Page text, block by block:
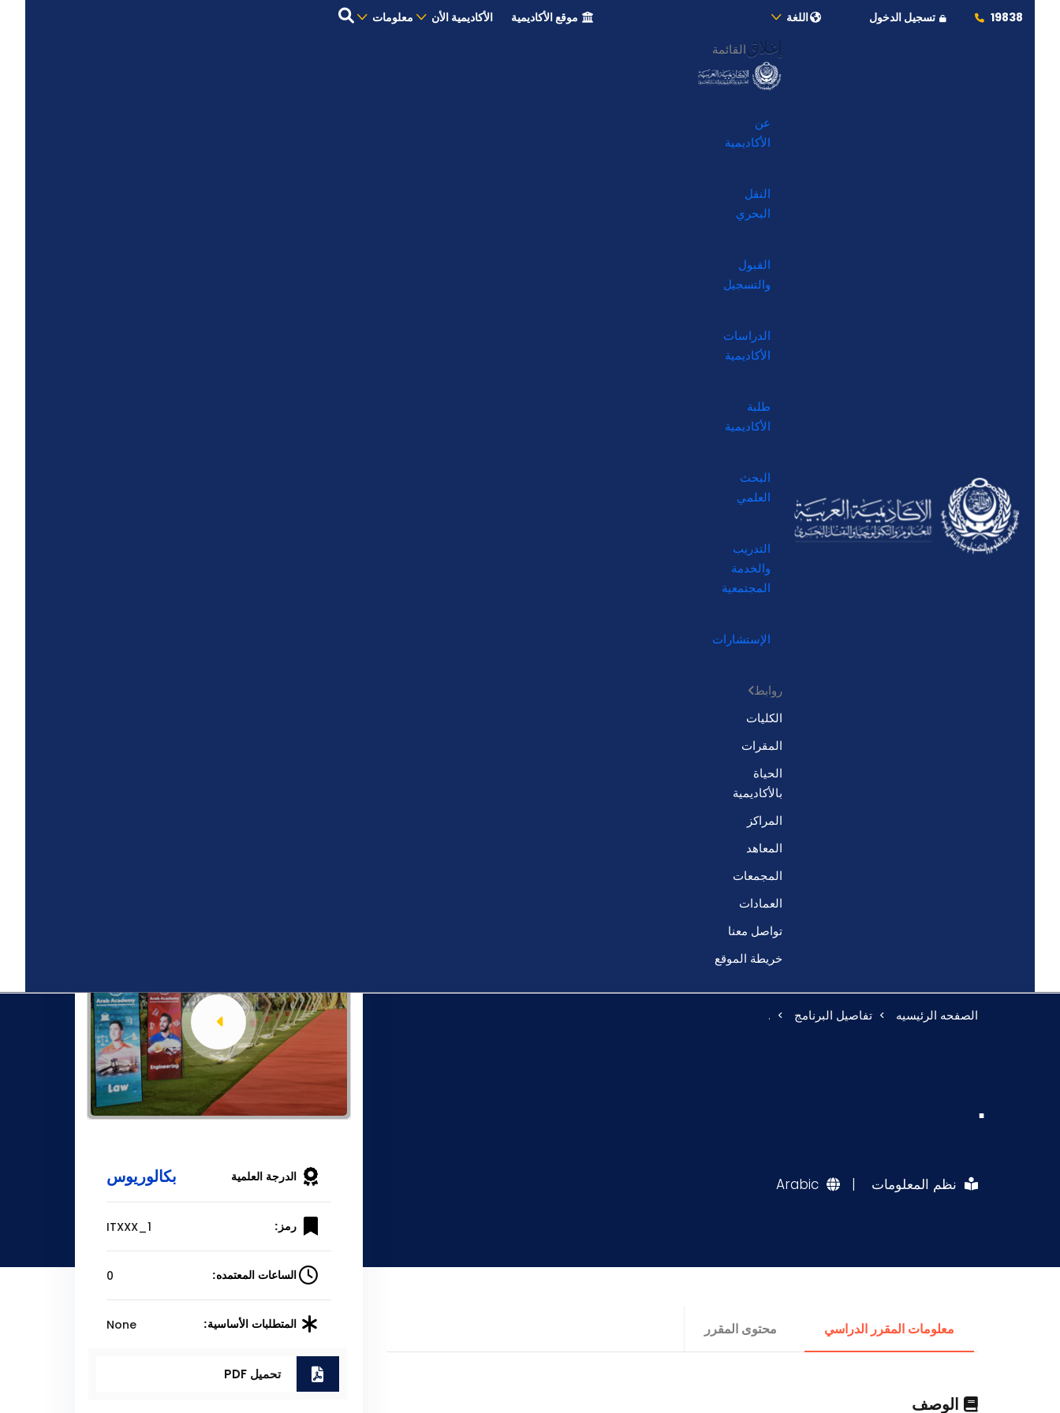
19838 تسجيل الدخول اللغة موقع الأكاديمية الأكاديمية الأن معلومات
إغلاق القائمة
عن
الأكاديمية
النقل
البحري
القبول
والتسجيل
الدراسات
الأكاديمية
طلبة
الأكاديمية
البحث
العلمي
التدريب
والخدمة
المجتمعية
الإستشارات
روابط
الكليات
المقرات
الحياة
بالأكاديمية
المراكز
المعاهد
المجمعات
العمادات
تواصل معنا
خريطة الموقع
الصفحه الرئيسيه تفاصيل البرنامج .
.
نظم المعلومات |
Arabic
معلومات المقرر الدراسي محتوى المقرر
الوصف
الدرجة العلمية بكالوريوس
رمز: ITXXX_1
الساعات المعتمده: 0
المتطلبات الأساسية: None
تحميل PDF